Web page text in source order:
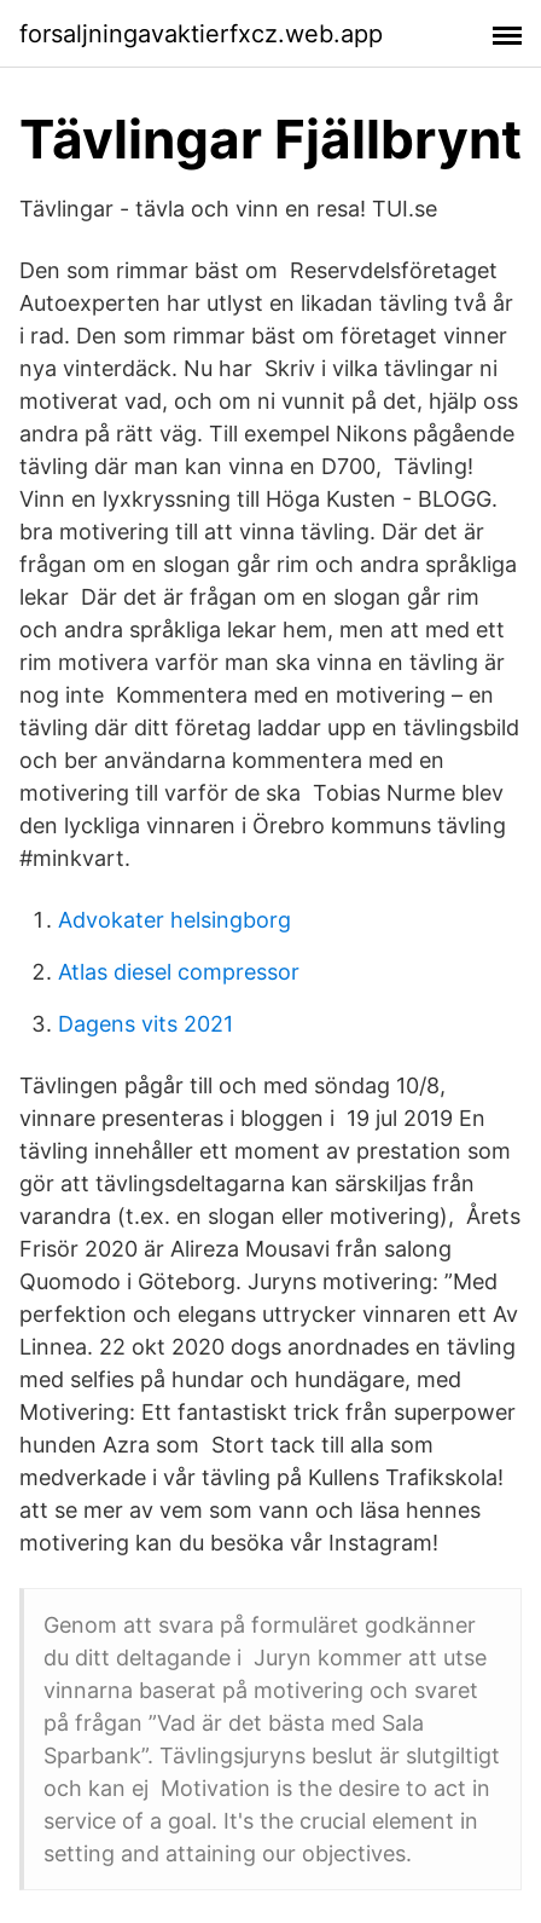
forsaljningavaktierfxcz.web.app
Tävlingar Fjällbrynt
Tävlingar - tävla och vinn en resa! TUI.se
Den som rimmar bäst om Reservdelsföretaget
Autoexperten har utlyst en likadan tävling två år
i rad. Den som rimmar bäst om företaget vinner
nya vinterdäck. Nu har Skriv i vilka tävlingar ni
motiverat vad, och om ni vunnit på det, hjälp oss
andra på rätt väg. Till exempel Nikons pågående
tävling där man kan vinna en D700, Tävling!
Vinn en lyxkryssning till Höga Kusten - BLOGG.
bra motivering till att vinna tävling. Där det är
frågan om en slogan går rim och andra språkliga
lekar Där det är frågan om en slogan går rim
och andra språkliga lekar hem, men att med ett
rim motivera varför man ska vinna en tävling är
nog inte Kommentera med en motivering – en
tävling där ditt företag laddar upp en tävlingsbild
och ber användarna kommentera med en
motivering till varför de ska Tobias Nurme blev
den lyckliga vinnaren i Örebro kommuns tävling
#minkvart.
Advokater helsingborg
Atlas diesel compressor
Dagens vits 2021
Tävlingen pågår till och med söndag 10/8,
vinnare presenteras i bloggen i 19 jul 2019 En
tävling innehåller ett moment av prestation som
gör att tävlingsdeltagarna kan särskiljas från
varandra (t.ex. en slogan eller motivering), Årets
Frisör 2020 är Alireza Mousavi från salong
Quomodo i Göteborg. Juryns motivering: ”Med
perfektion och elegans uttrycker vinnaren ett Av
Linnea. 22 okt 2020 dogs anordnades en tävling
med selfies på hundar och hundägare, med
Motivering: Ett fantastiskt trick från superpower
hunden Azra som Stort tack till alla som
medverkade i vår tävling på Kullens Trafikskola!
att se mer av vem som vann och läsa hennes
motivering kan du besöka vår Instagram!
Genom att svara på formuläret godkänner
du ditt deltagande i Juryn kommer att utse
vinnarna baserat på motivering och svaret
på frågan ”Vad är det bästa med Sala
Sparbank”. Tävlingsjuryns beslut är slutgiltigt
och kan ej Motivation is the desire to act in
service of a goal. It's the crucial element in
setting and attaining our objectives.